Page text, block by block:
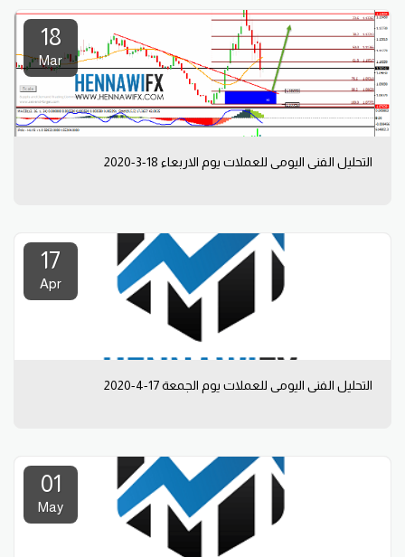
18
Mar
التحليل الفني اليومي للعملات يوم الاربعاء 18-3-2020
17
Apr
التحليل الفني اليومي للعملات يوم الجمعة 17-4-2020
01
May